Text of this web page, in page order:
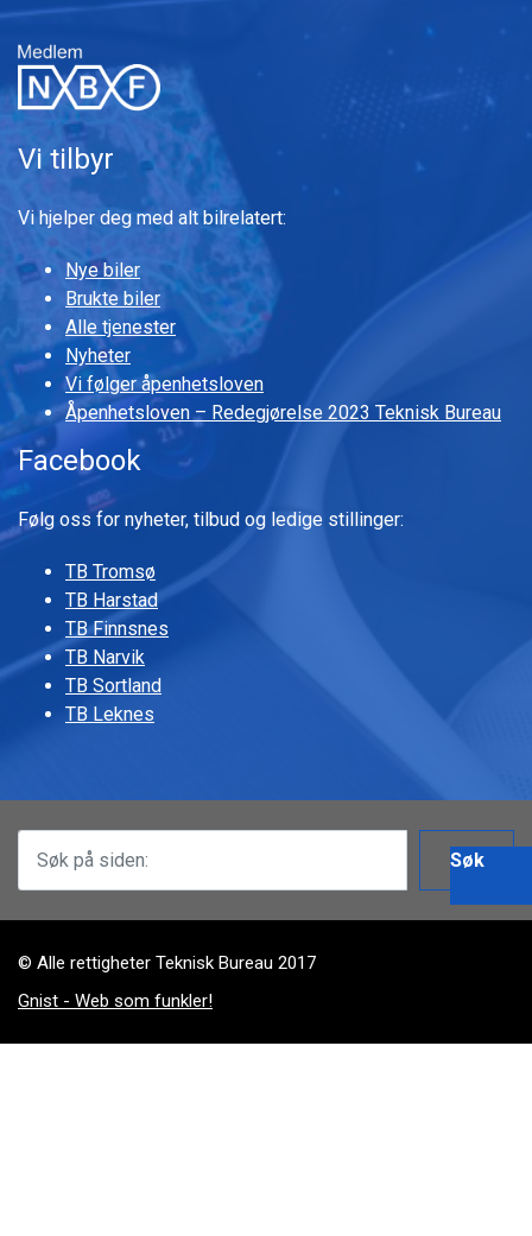
Vi tilbyr
Vi hjelper deg med alt bilrelatert:
Nye biler
Brukte biler
Alle tjenester
Nyheter
Vi følger åpenhetsloven
Åpenhetsloven – Redegjørelse 2023 Teknisk Bureau
Facebook
Følg oss for nyheter, tilbud og ledige stillinger:
TB Tromsø
TB Harstad
TB Finnsnes
TB Narvik
TB Sortland
TB Leknes
Søk
© Alle rettigheter Teknisk Bureau 2017
Gnist - Web som funkler!